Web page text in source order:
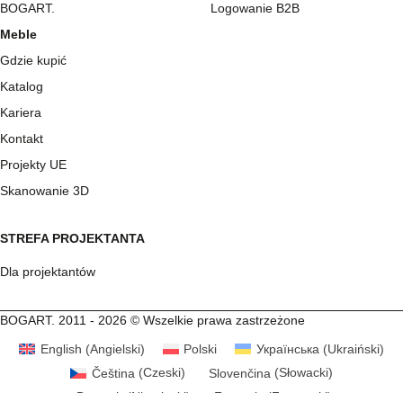
BOGART.
Meble
Gdzie kupić
Katalog
Kariera
Kontakt
Projekty UE
Skanowanie 3D
Logowanie B2B
STREFA PROJEKTANTA
Dla projektantów
BOGART. 2011 - 2026 © Wszelkie prawa zastrzeżone
English (Angielski) Polski Українська(Ukraiński)
Čeština (Czeski) Slovenčina (Słowacki)